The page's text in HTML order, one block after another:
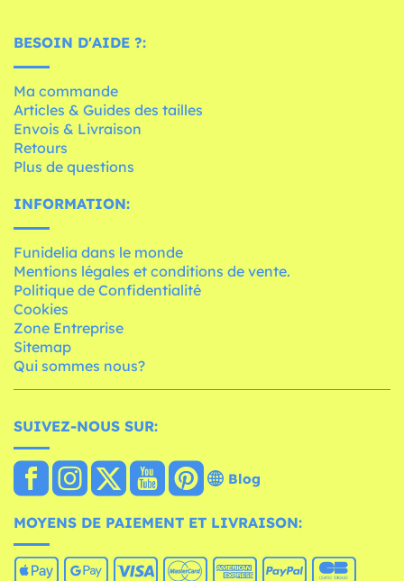
BESOIN D'AIDE ?:
Ma commande
Articles & Guides des tailles
Envois & Livraison
Retours
Plus de questions
INFORMATION:
Funidelia dans le monde
Mentions légales et conditions de vente.
Politique de Confidentialité
Cookies
Zone Entreprise
Sitemap
Qui sommes nous?
SUIVEZ-NOUS SUR:
Blog
MOYENS DE PAIEMENT ET LIVRAISON: